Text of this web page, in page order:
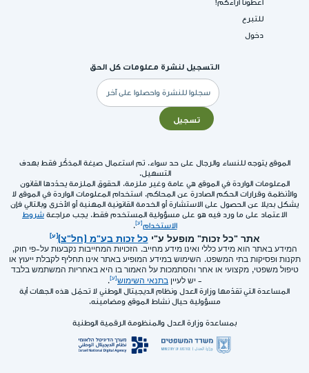
أعطونا آراءكم!
للتبرع
دخول
التسجيل لنشرة معلومات كل الحق
البريد
الإلكتروني
تسجيل
الموقع يتوجه للنساء والرجال على حد سواء. تم استعمال صيغة المذكّر فقط بهدف
التسهيل.
المعلومات الواردة في الموقع هي عامة وغير ملزمة. الحقوق الملزمة يحدّدها القانون
والأنظمة وقرارات الحكم الصادرة عن المحاكم. استخدام المعلومات الواردة في الموقع لا
يشكل بديلا عن الحصول على الاستشارة أو الخدمة القانونية المهنية أو الأخرى وبالتالي فإن
الاعتماد على ما ورد فيه هو على مسؤولية المستخدم فقط. يجب مراجعة شروط
الاستخدام
.
אתר "כל זכות" מופעל ע"י כל זכות בע"מ (חל"צ)
המידע באתר הוא מידע כללי ואינו מידע מחייב. הזכויות המחייבות נקבעות על-פי חוק,
תקנות ופסיקות בתי המשפט. השימוש במידע המופיע באתר אינו תחליף לקבלת ייעוץ או
טיפול משפטי, מקצועי או אחר והסתמכות על האמור בו היא באחריות המשתמש בלבד
- יש לעיין בתנאי השימוש
.
المساعدة التي تقدّمها وزارة العدل ونظام الديجيتال الوطني لا تحمّل هذه الجهات أية
مسؤولية حيال نشاط الموقع ومضامينه.
بمساعدة وزارة العدل والمنظومة الرقمية الوطنية